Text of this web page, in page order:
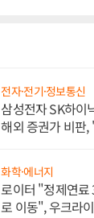
전자·전기·정보통신
삼성전자 SK하이
해외 증권가 비판
화학·에너지
로이터 "정제연료
로 이동", 우크라